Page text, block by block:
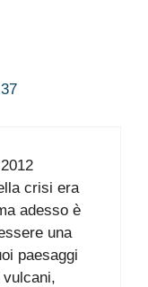
crisi era
adesso è
una
paesaggi